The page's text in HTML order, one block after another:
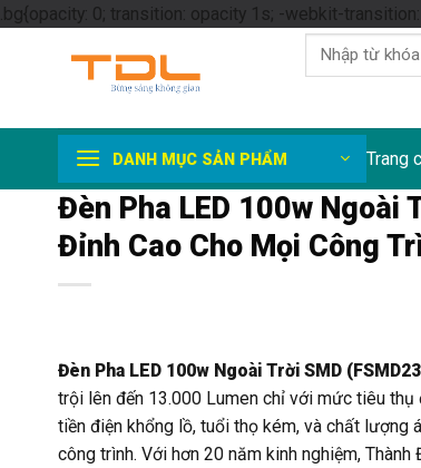
.bg{opacity: 0; transition: opacity 1s; -webkit-
Tìm
kiếm:
DANH MỤC SẢN PHẨM Trang
Đèn Pha LED 100w Ngoài
Đỉnh Cao Cho Mọi Công
Đèn Pha LED 100w Ngoài Trời SMD
trội lên đến 13.000 Lumen chỉ với mức tiêu
tiền điện khổng lồ, tuổi thọ kém, và chất lượng
công trình. Với hơn 20 năm kinh nghiệm,